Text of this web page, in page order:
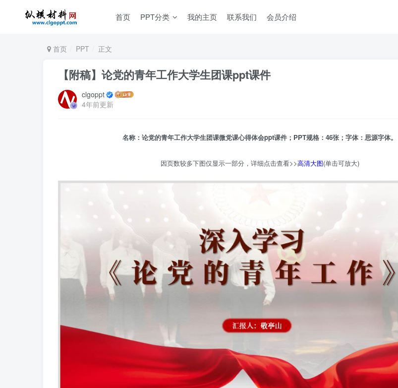
首页 PPT分类 我的主页 联系我们 会员介绍
首页 PPT 正文
【附稿】论党的青年工作大学生团课ppt课件
clgoppt
4年前更新
名称：论党的青年工作大学生团课微党课心得体会ppt课件；PPT规格：46张；字体：思源字体。
因页数较多下图仅显示一部分，详细点击查看>>高清大图(单击可放大)